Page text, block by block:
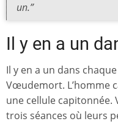
un.”
Il y en a un
Il y en a un dans
Vœudemort. L’homme
une cellule capitonnée.
trois séances où leurs